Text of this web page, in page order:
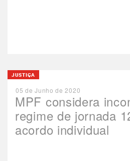
MPF considera
regime de jornada
acordo individual
JUSTIÇA
05 de Junho de 2020